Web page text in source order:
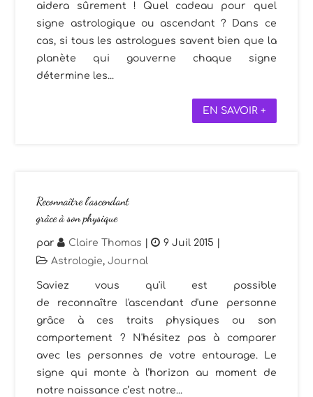
aidera sûrement ! Quel cadeau pour quel
signe astrologique ou ascendant ? Dans ce
cas, si tous les astrologues savent bien que la
planète qui gouverne chaque signe
détermine les...
EN SAVOIR +
Reconnaître l’ascendant
grâce à son physique
par Claire Thomas | 9 Juil 2015
Astrologie,Journal
Saviez vous qu'il est possible
de reconnaître l'ascendant d'une personne
grâce à ces traits physiques ou son
comportement ? N'hésitez pas à comparer
avec les personnes de votre entourage. Le
signe qui monte à l’horizon au moment de
notre naissance c’est notre...